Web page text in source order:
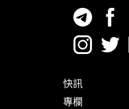
快訊
專欄